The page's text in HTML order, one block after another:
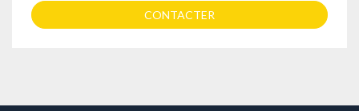
CONTACTER